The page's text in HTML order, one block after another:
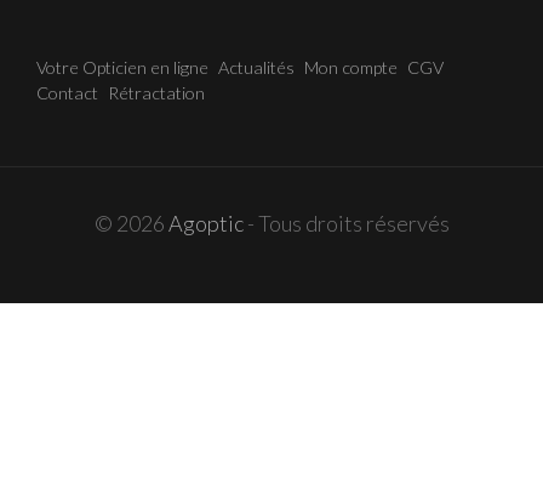
Votre Opticien en ligne Actualités Mon compte CGV
Contact
Rétractation
© 2026Agoptic- Tous droits réservés